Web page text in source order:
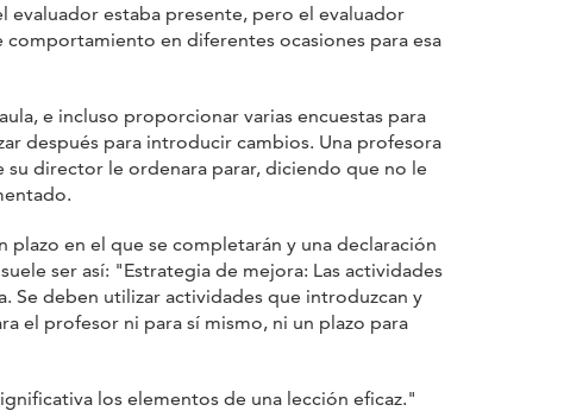
estaba presente, pero el evaluador
en diferentes ocasiones para esa
e incluso proporcionar varias encuestas para
después para introducir cambios. Una profesora
su director le ordenara parar, diciendo que no le
en el que se completarán y una declaración
ser así: "Estrategia de mejora: Las actividades
Se deben utilizar actividades que introduzcan y
el profesor ni para sí mismo, ni un plazo para
los elementos de una lección eficaz."